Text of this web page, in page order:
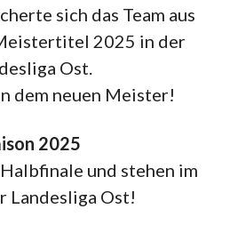
sich das Team aus
2025 in der
Ost.
dem neuen Meister!
2025
und stehen im
Landesliga Ost!